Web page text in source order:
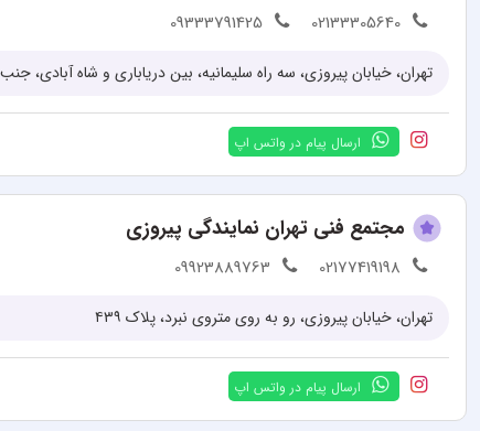
02133305640
09333791425
تهران، خیابان پیروزی، سه راه سلیمانیه، بین دریاباری و شاه آبادی، جنب پست
ارسال پیام در واتس اپ
مجتمع فنی تهران نمایندگی پیروزی
02177419198
09923889763
تهران، خیابان پیروزی، رو به روی متروی نبرد، پلاک ۴۳۹
ارسال پیام در واتس اپ